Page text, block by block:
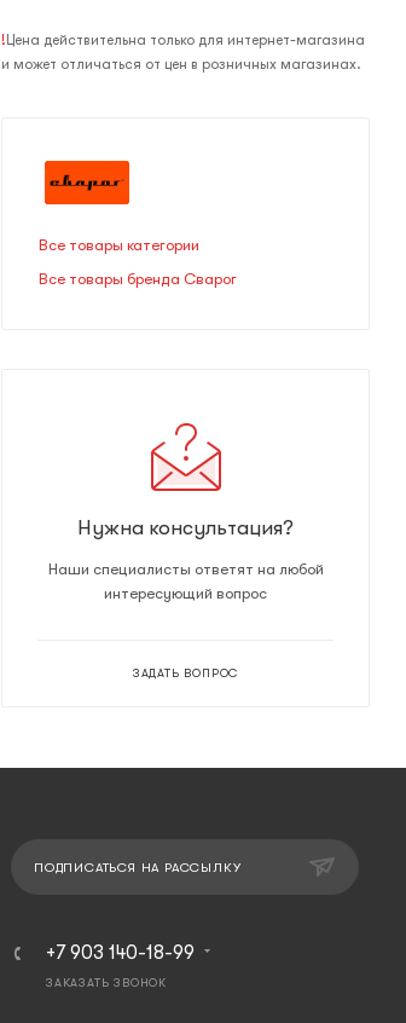
! Цена действительна только для интернет-магазина
и может отличаться от цен в розничных магазинах.
Все товары категории
Все товары бренда Сварог
Нужна консультация?
Наши специалисты ответят на любой
интересующий вопрос
ЗАДАТЬ ВОПРОС
ПОДПИСАТЬСЯ НА РАССЫЛКУ
+7 903 140-18-99
ЗАКАЗАТЬ ЗВОНОК